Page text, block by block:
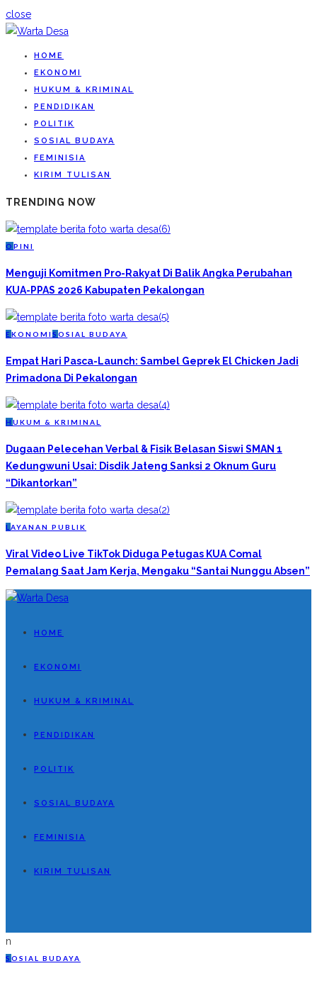
close
HOME
EKONOMI
HUKUM & KRIMINAL
PENDIDIKAN
POLITIK
SOSIAL BUDAYA
FEMINISIA
KIRIM TULISAN
TRENDING NOW
O PINI
Menguji Komitmen Pro-Rakyat Di Balik Angka Perubahan
KUA-PPAS 2026 Kabupaten Pekalongan
EKONOMI S OSIAL BUDAYA
Empat Hari Pasca-Launch: Sambel Geprek El Chicken Jadi
Primadona Di Pekalongan
H UKUM & KRIMINAL
Dugaan Pelecehan Verbal & Fisik Belasan Siswi SMAN 1
Kedungwuni Usai: Disdik Jateng Sanksi 2 Oknum Guru
“Dikantorkan”
L AYANAN PUBLIK
Viral Video Live TikTok Diduga Petugas KUA Comal
Pemalang Saat Jam Kerja, Mengaku “Santai Nunggu Absen”
HOME
EKONOMI
HUKUM & KRIMINAL
PENDIDIKAN
POLITIK
SOSIAL BUDAYA
FEMINISIA
KIRIM TULISAN
n
S OSIAL BUDAYA